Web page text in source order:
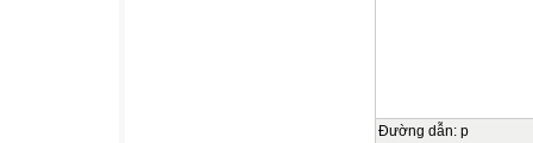
Đường dẫn: p